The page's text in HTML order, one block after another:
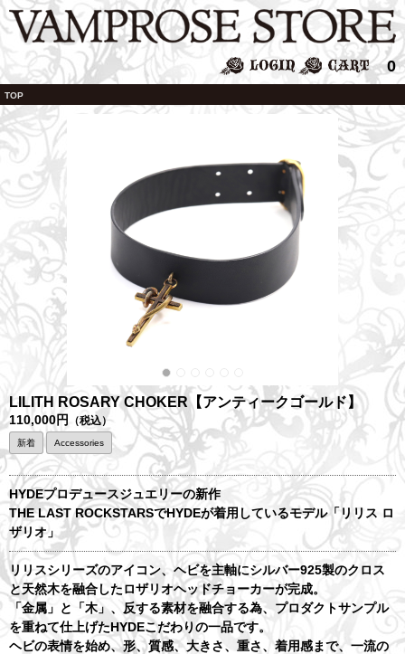
0
TOP
LILITH ROSARY CHOKER【アンティークゴールド】
110,000円 （税込）
新着 Accessories
HYDEプロデュースジュエリーの新作
THE LAST ROCKSTARSでHYDEが着用しているモデル「リリス ロ
ザリオ」
リリスシリーズのアイコン、ヘビを主軸にシルバー925製のクロス
と天然木を融合したロザリオヘッドチョーカーが完成。
「金属」と「木」、反する素材を融合する為、プロダクトサンプル
を重ねて仕上げたHYDEこだわりの一品です。
ヘビの表情を始め、形、質感、大きさ、重さ、着用感まで、一流の